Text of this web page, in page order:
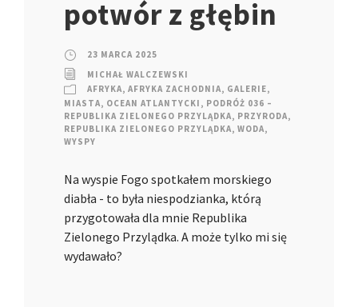
potwór z głębin
23 MARCA 2025
MICHAŁ WALCZEWSKI
AFRYKA, AFRYKA ZACHODNIA, GALERIE,
MIASTA, OCEAN ATLANTYCKI , PODRÓŻ 036 –
REPUBLIKA ZIELONEGO PRZYLĄDKA, PRZYRODA,
REPUBLIKA ZIELONEGO PRZYLĄDKA, WODA,
WYSPY
Na wyspie Fogo spotkałem morskiego
diabła - to była niespodzianka, którą
przygotowała dla mnie Republika
Zielonego Przylądka. A może tylko mi się
wydawało?